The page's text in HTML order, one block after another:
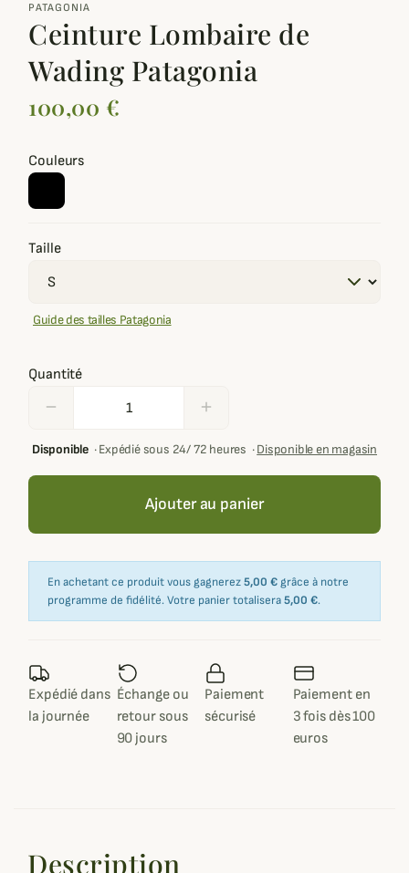
PATAGONIA
Ceinture Lombaire de
Wading Patagonia
100,00 €
Couleurs
Taille
Guide des tailles Patagonia
Quantité
remove add
Disponible·Expédié sous 24/ 72 heures ·Disponible en magasin
Ajouter au panier
En achetant ce produit vous gagnerez5,00 € grâce à notre
programme de fidélité. Votre panier totalisera5,00 €.
Expédié dans
la journée
Échange ou
retour sous
90 jours
Paiement
sécurisé
Paiement en
3 fois dès 100
euros
Description